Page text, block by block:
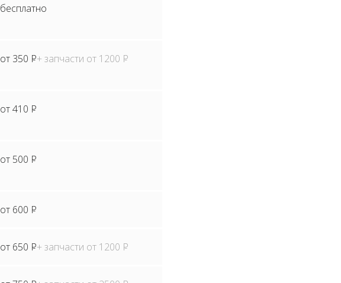
бесплатно
от 350 Р+ запчасти от 1200 Р
от 410 Р
от 500 Р
от 600 Р
от 650 Р+ запчасти от 1200 Р